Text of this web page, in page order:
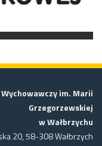
im. Marii
Grzegorzewskiej
w Wałbrzychu
20, 58-308 Wałbrzych